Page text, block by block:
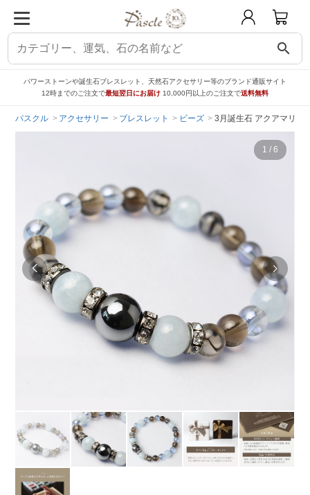
search
パワーストーンや誕生石ブレスレット、天然石アクセサリー等のブランド通販サイト
12時までのご注文で最短翌日にお届け 10,000円以上のご注文で送料無料
パスクル アクセサリー ブレスレット ビーズ 3月誕生石 アクアマリン
1 / 6